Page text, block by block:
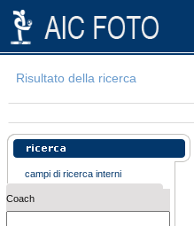
Risultato della ricerca
campi di ricerca interni
Coach